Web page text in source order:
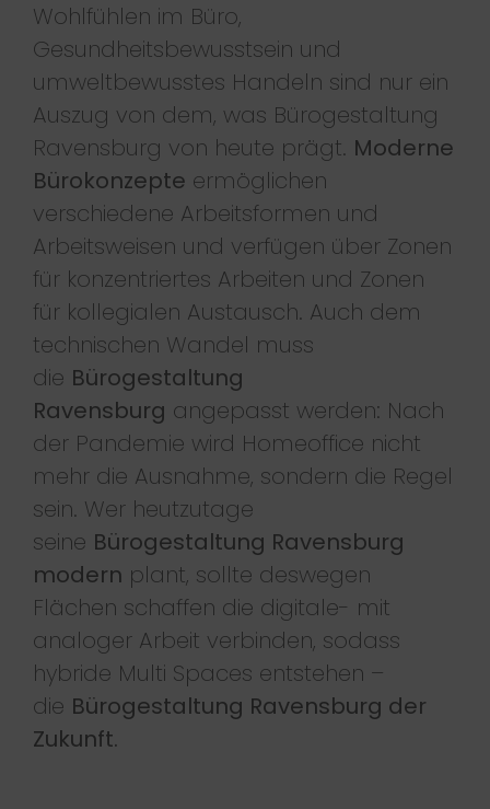
Wohlfühlen im Büro,
Gesundheitsbewusstsein und
umweltbewusstes Handeln sind nur ein
Auszug von dem, was Bürogestaltung
Ravensburg von heute prägt. Moderne
Bürokonzepte ermöglichen
verschiedene Arbeitsformen und
Arbeitsweisen und verfügen über Zonen
für konzentriertes Arbeiten und Zonen
für kollegialen Austausch. Auch dem
technischen Wandel muss
die Bürogestaltung
Ravensburg angepasst werden: Nach
der Pandemie wird Homeoffice nicht
mehr die Ausnahme, sondern die Regel
sein. Wer heutzutage
seine Bürogestaltung Ravensburg
modern plant, sollte deswegen
Flächen schaffen die digitale- mit
analoger Arbeit verbinden, sodass
hybride Multi Spaces entstehen –
die Bürogestaltung Ravensburg der
Zukunft.